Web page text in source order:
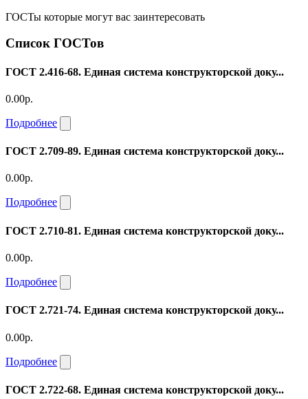
ГОСТы которые могут вас заинтересовать
Список ГОСТов
ГОСТ 2.416-68. Единая система конструкторской доку...
0.00р.
Подробнее
ГОСТ 2.709-89. Единая система конструкторской доку...
0.00р.
Подробнее
ГОСТ 2.710-81. Единая система конструкторской доку...
0.00р.
Подробнее
ГОСТ 2.721-74. Единая система конструкторской доку...
0.00р.
Подробнее
ГОСТ 2.722-68. Единая система конструкторской доку...